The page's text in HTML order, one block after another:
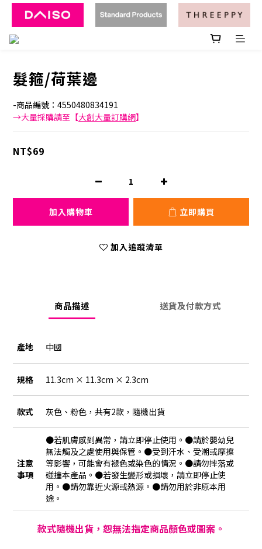
髮箍/荷葉邊
-商品編號：4550480834191
→大量採購請至【大創大量訂購網】
NT$69
加入購物車 立即購買
加入追蹤清單
商品描述 送貨及付款方式
產地 中國
規格 11.3cm × 11.3cm × 2.3cm
款式 灰色、粉色，共有2款，隨機出貨
注意
事項
●若肌膚感到異常，請立即停止使用。●請於嬰幼兒
無法觸及之處使用與保管。●受到汗水、受潮或摩擦
等影響，可能會有褪色或染色的情況。●請勿摔落或
碰撞本產品。●若發生變形或損壞，請立即停止使
用。●請勿靠近火源或熱源。●請勿用於非原本用
途。
款式隨機出貨，恕無法指定商品顏色或圖案。